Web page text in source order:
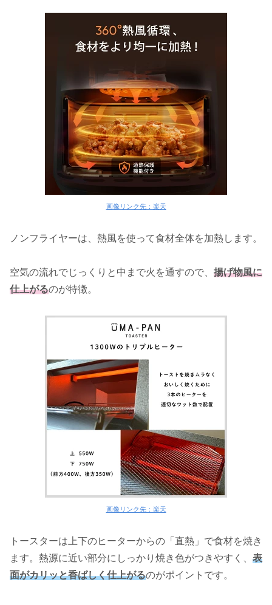
画像リンク先：楽天
ノンフライヤーは、熱風を使って食材全体を加熱します。
空気の流れでじっくりと中まで火を通すので、 揚げ物風に
仕上がるのが特徴。
画像リンク先：楽天
トースターは上下のヒーターからの「直熱」で食材を焼き
ます。熱源に近い部分にしっかり焼き色がつきやすく、 表
面がカリッと香ばしく仕上がるのがポイントです。